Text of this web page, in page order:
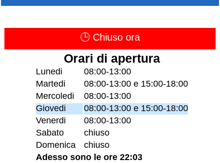
🕒 Chiuso ora
Orari di apertura
Lunedi
08:00-13:00
Martedi
08:00-13:00 e 15:00-18:00
Mercoledi
08:00-13:00
Giovedi
08:00-13:00 e 15:00-18:00
Venerdi
08:00-13:00
Sabato
chiuso
Domenica
chiuso
Adesso sono le ore 22:03